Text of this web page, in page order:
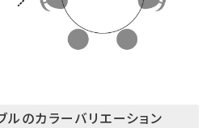
のカラーバリエーション